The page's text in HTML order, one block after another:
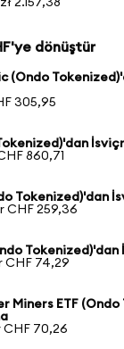
2.157,38
dönüştür
(Ondo
305,95
860,71
Tokenized)'dan
CHF 259,36
Tokenized)'dan
CHF 74,29
Miners ETF
CHF 70,26